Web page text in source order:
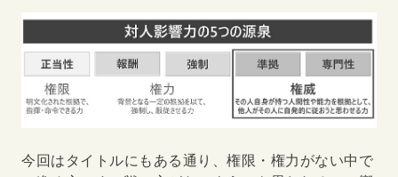
今回はタイトルにもある通り、権限・権力がない中で